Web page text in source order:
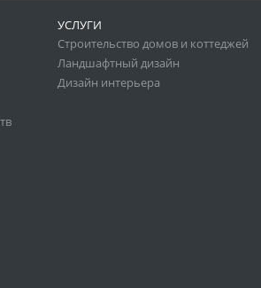
УСЛУГИ
Строительство домов и коттеджей
Ландшафтный дизайн
Дизайн интерьера